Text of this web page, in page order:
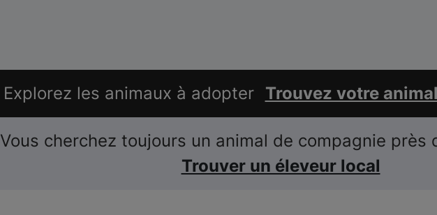
Explorez les animaux à adopter Trouvez votre
Vous cherchez toujours un animal de compagnie près
Trouver un éleveur local